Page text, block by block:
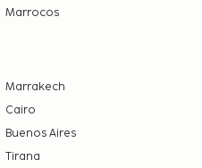
Marrocos
Marrakech
Cairo
Buenos Aires
Tirana